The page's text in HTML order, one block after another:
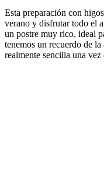
Esta preparación con
verano y disfrutar todo el
un postre muy rico, ideal
tenemos un recuerdo de
realmente sencilla una